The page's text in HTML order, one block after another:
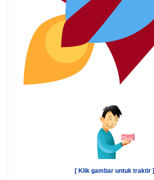
[ Klik gambar untuk traktir ]